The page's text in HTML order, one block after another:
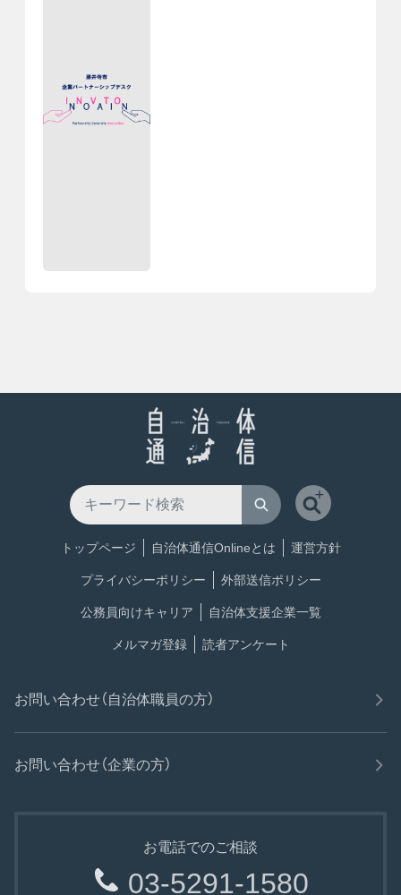
トップページ 自治体通信Onlineとは 運営方針
プライバシーポリシー 外部送信ポリシー
公務員向けキャリア 自治体支援企業一覧
メルマガ登録 読者アンケート
お問い合わせ（自治体職員の方）
お問い合わせ（企業の方）
お電話でのご相談
03-5291-1580